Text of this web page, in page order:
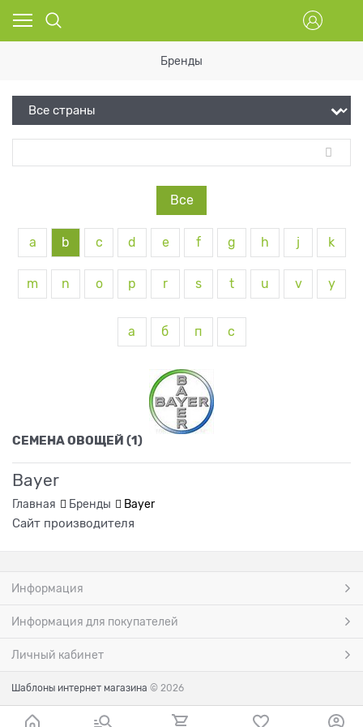
Бренды
Все
a b c d e f g h j k
m n o p r s t u v y
а б п с
СЕМЕНА ОВОЩЕЙ (1)
Bayer
Главная Бренды
Bayer
Сайт производителя
Информация
Информация для покупателей
Личный кабинет
Шаблоны интернет магазина © 2026